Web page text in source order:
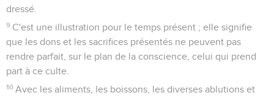
dressé.
9 C'est une illustration pour le temps présent ; elle signifie
que les dons et les sacrifices présentés ne peuvent pas
rendre parfait, sur le plan de la conscience, celui qui prend
part à ce culte.
10 Avec les aliments, les boissons, les diverses ablutions et